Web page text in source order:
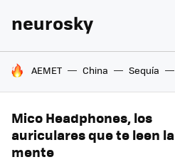
neurosky
HOY SE HABLA DE
AEMET China Sequía
Mico Headphones, los
auriculares que te leen la
mente